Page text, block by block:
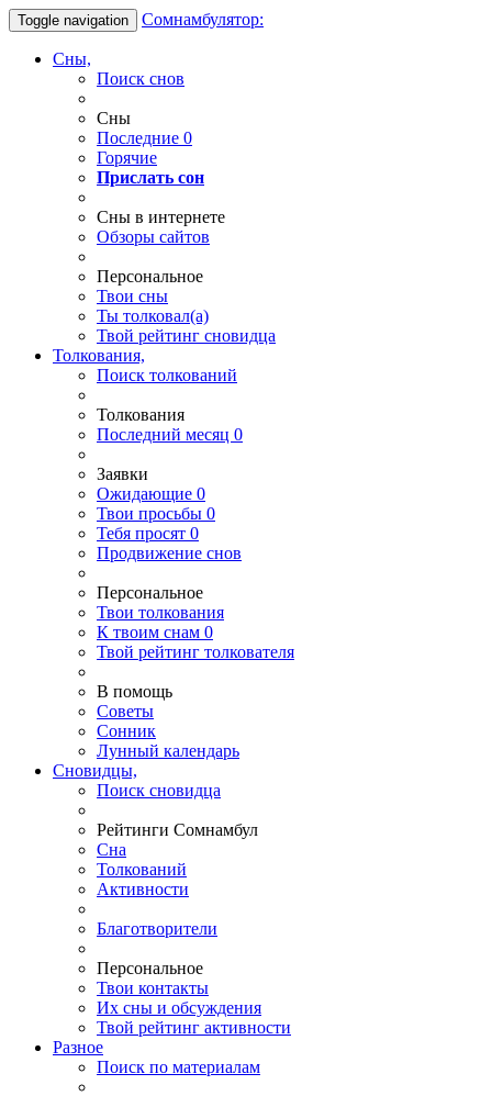
Toggle navigation Сомнамбулятор:
Сны,
Поиск снов
Сны
Последние 0
Горячие
Прислать сон
Сны в интернете
Обзоры сайтов
Персональное
Твои сны
Ты толковал(а)
Твой рейтинг сновидца
Толкования,
Поиск толкований
Толкования
Последний месяц 0
Заявки
Ожидающие 0
Твои просьбы 0
Тебя просят 0
Продвижение снов
Персональное
Твои толкования
К твоим снам 0
Твой рейтинг толкователя
В помощь
Советы
Сонник
Лунный календарь
Сновидцы,
Поиск сновидца
Рейтинги Сомнамбул
Сна
Толкований
Активности
Благотворители
Персональное
Твои контакты
Их сны и обсуждения
Твой рейтинг активности
Разное
Поиск по материалам